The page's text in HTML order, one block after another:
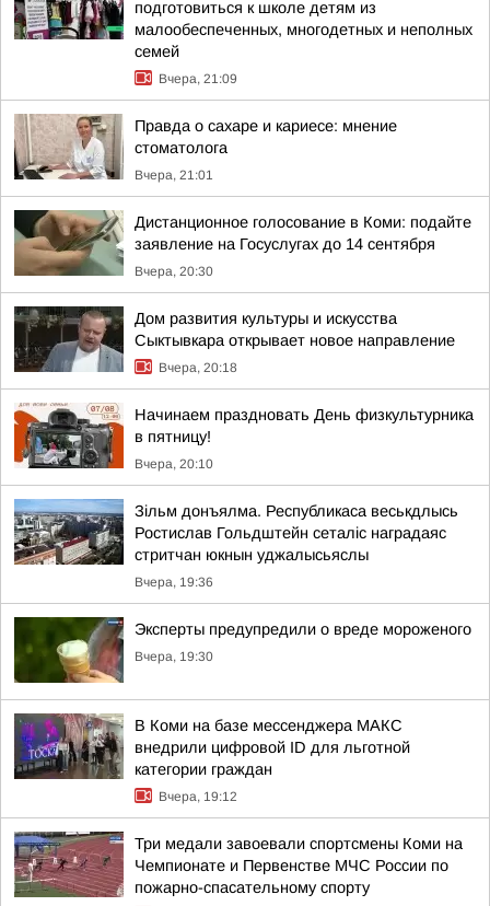
подготовиться к школе детям из
малообеспеченных, многодетных и неполных
семей
Вчера, 21:09
Правда о сахаре и кариесе: мнение
стоматолога
Вчера, 21:01
Дистанционное голосование в Коми: подайте
заявление на Госуслугах до 14 сентября
Вчера, 20:30
Дом развития культуры и искусства
Сыктывкара открывает новое направление
Вчера, 20:18
Начинаем праздновать День физкультурника
в пятницу!
Вчера, 20:10
Зільм донъялма. Республикаса веськдлысь
Ростислав Гольдштейн сеталіс наградаяс
стритчан юкнын уджалысьяслы
Вчера, 19:36
Эксперты предупредили о вреде мороженого
Вчера, 19:30
В Коми на базе мессенджера МАКС
внедрили цифровой ID для льготной
категории граждан
Вчера, 19:12
Три медали завоевали спортсмены Коми на
Чемпионате и Первенстве МЧС России по
пожарно-спасательному спорту